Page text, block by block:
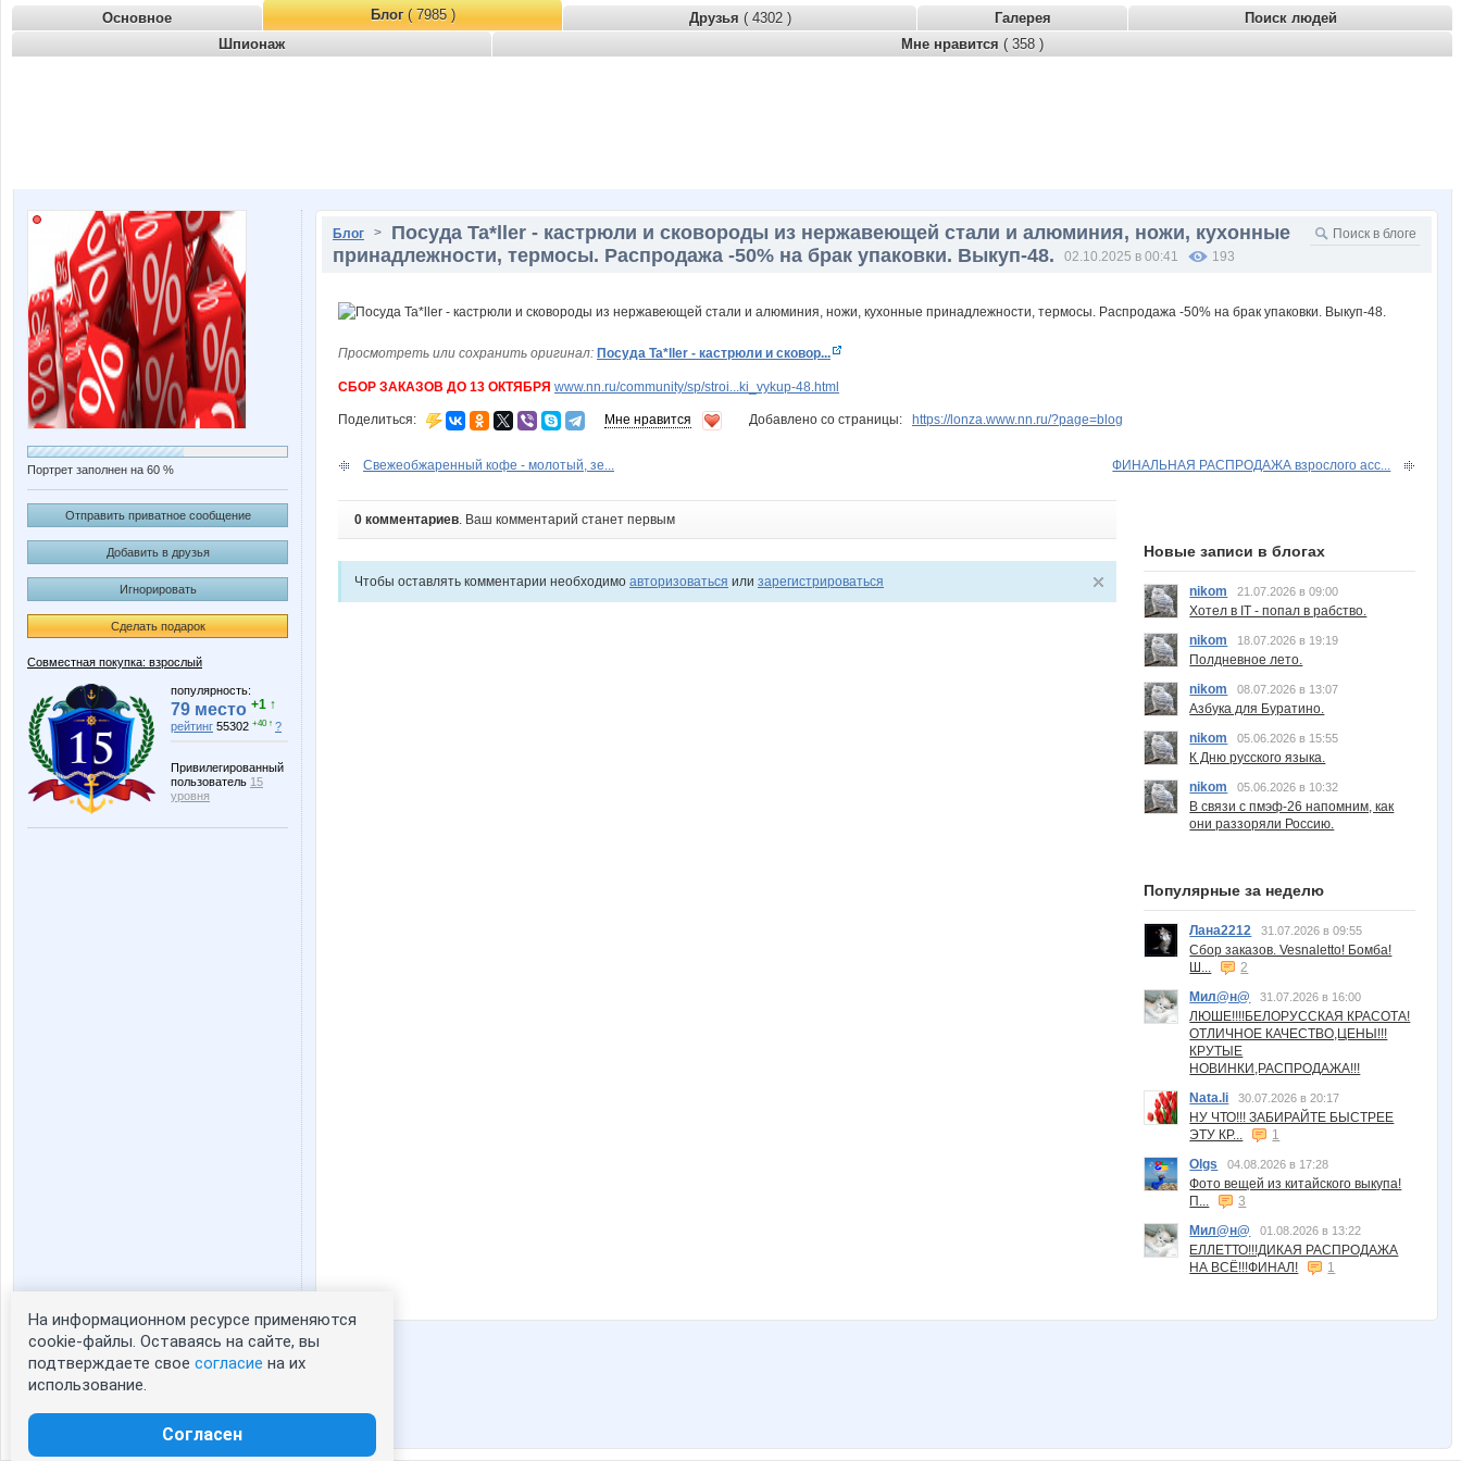
Основное Блог( 7985 ) Друзья ( 4302 ) Галерея
Поиск людей
Шпионаж
Мне нравится ( 358 )
Портрет заполнен на 60 %
Отправить приватное сообщение
Добавить в друзья
Игнорировать
Сделать подарок
Совместная покупка: взрослый
популярность:
79 место +1 ↑
рейтинг 55302 +40 ↑ ?
Привилегированный
пользователь 15
уровня
Статистика портрета:
сейчас просматривают портрет -1
зарегистрированные пользователи
Блог > Посуда Ta*ller - кастрюли и сковороды из нержавеющей стали и алюминия, ножи, кухонные
принадлежности, термосы. Распродажа -50% на брак упаковки. Выкуп-48.
02.10.2025 в 00:41 193
Просмотреть или сохранить оригинал: Посуда Ta*ller - кастрюли и сковор...
СБОР ЗАКАЗОВ ДО 13 ОКТЯБРЯ www.nn.ru/community/sp/stroi...ki_vykup-48.html
Поделиться: Мне нравится Добавлено со страницы: https://lonza.www.nn.ru/?page=blog
Свежеобжаренный кофе - молотый, зе... ФИНАЛЬНАЯ РАСПРОДАЖА взрослого асс...
0 комментариев. Ваш комментарий станет первым
Чтобы оставлять комментарии необходимо авторизоваться или зарегистрироваться
Новые записи в блогах
nikom 21.07.2026 в 09:00
Хотел в IT - попал в рабство.
nikom
18.07.2026 в 19:19
Полдневное лето.
nikom
08.07.2026 в 13:07
Азбука для Буратино.
nikom
05.06.2026 в 15:55
К Дню русского языка.
nikom
05.06.2026 в 10:32
В связи с пмэф-26 напомним, как
они раззоряли Россию.
Популярные за неделю
Лана2212 31.07.2026 в 09:55
Сбор заказов. Vesnaletto! Бомба!
Ш...
2
Мил@н@
31.07.2026 в 16:00
ЛЮШЕ!!!!БЕЛОРУССКАЯ КРАСОТА!
ОТЛИЧНОЕ КАЧЕСТВО,ЦЕНЫ!!!
КРУТЫЕ
НОВИНКИ,РАСПРОДАЖА!!!
Nata.li
30.07.2026 в 20:17
НУ ЧТО!!! ЗАБИРАЙТЕ БЫСТРЕЕ
ЭТУ КР...
1
Olgs
04.08.2026 в 17:28
Фото вещей из китайского выкупа!
П...
3
Мил@н@
01.08.2026 в 13:22
ЕЛЛЕТТО!!!ДИКАЯ РАСПРОДАЖА
НА ВСЁ!!!ФИНАЛ!
1
На информационном ресурсе применяются
cookie-файлы. Оставаясь на сайте, вы
подтверждаете свое согласие на их
использование.
Согласен